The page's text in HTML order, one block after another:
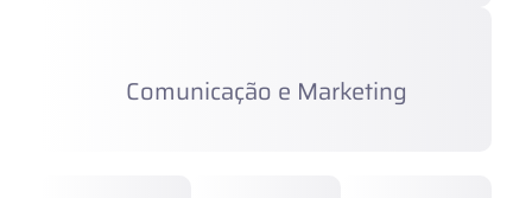
Comunicação e Marketing